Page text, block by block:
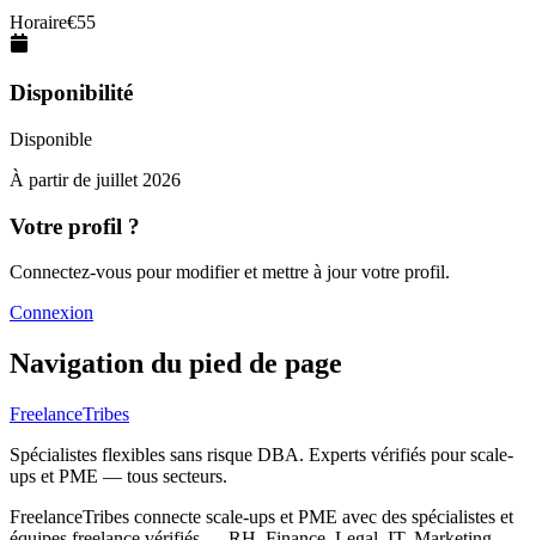
Horaire€55
Disponibilité
Disponible
À partir de juillet 2026
Votre profil ?
Connectez-vous pour modifier et mettre à jour votre profil.
Connexion
Navigation du pied de page
FreelanceTribes
Spécialistes flexibles sans risque DBA. Experts vérifiés pour scale-
ups et PME — tous secteurs.
FreelanceTribes connecte scale-ups et PME avec des spécialistes et